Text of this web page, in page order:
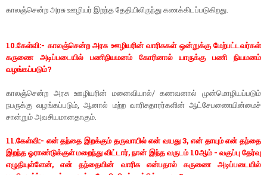
காலஞ்சென்ற அரசு ஊழியர் இறந்த தேதியிலிருந்து கணக்கிடப்படுகிறது.
10.கேள்வி:- காலஞ்சென்ற அரசு ஊழியரின் வாரிசுகள் ஒன்றுக்கு மேற்பட்டவர்கள்
கருணை அடிப்படையில் பணிநியமனம் கோரினால் யாருக்கு பணி நியமனம்
வழங்கப்படும்?
காலஞ்சென்ற அரசு ஊழியரின் மனைவியால்/ கணவனால் முன்மொழியப்படும்
நபருக்கு வழங்கப்படும், ஆனால் மற்ற வாரிசுதாரர்களின் ஆட்சேபணையின்மைச்
சான்றும் அவசியமானதாகும்.
11.கேள்வி:- என் தந்தை இறக்கும் தருவாயில் என் வயது 3, என் தாயும் என் தந்தை
இறந்த ஓராண்டுக்குள் மறைந்து விட்டார், நான் இந்த வருடம் 10ஆம் - வகுப்பு தேர்வு
எழுதியுள்ளேன், என் தந்தையின் வாரிசு என்பதால் கருணை அடிப்படையில்